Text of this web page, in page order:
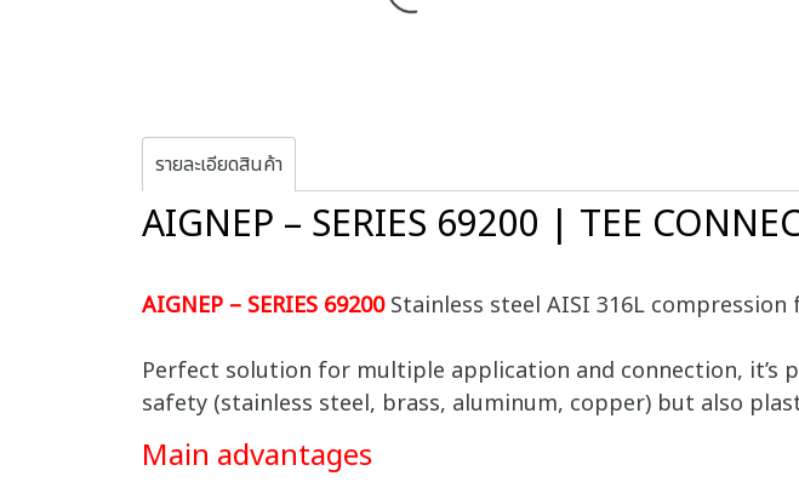
รายละเอียดสินค้า
AIGNEP – SERIES 69200 | TEE
AIGNEP – SERIES 69200Stainless steel AISI 316L compression
Perfect solution for multiple application and connection,
safety (stainless steel, brass, aluminum, copper) but also
Main advantages